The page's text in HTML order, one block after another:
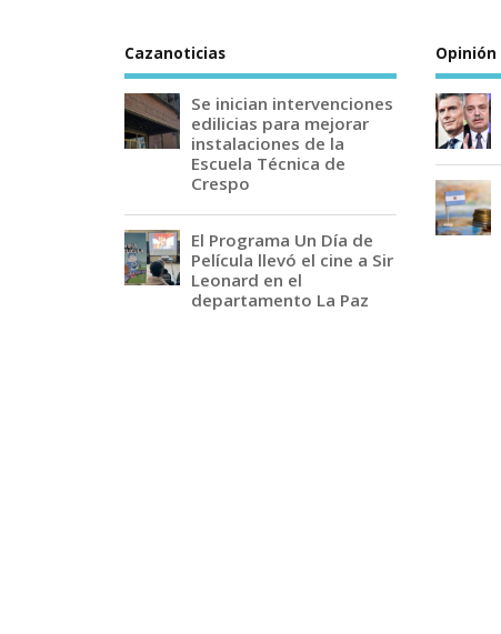
Cazanoticias
Se inician intervenciones
edilicias para mejorar
instalaciones de la
Escuela Técnica de
Crespo
El Programa Un Día de
Película llevó el cine a Sir
Leonard en el
departamento La Paz
Opinión